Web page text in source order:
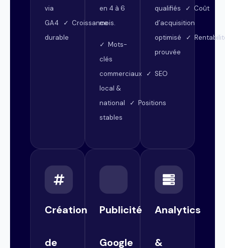
via
GA4 ✓ Croissance
durable
en 4 à 6
mois.
✓ Mots-
clés
commerciaux ✓ SEO
local &
national ✓ Positions
stables
qualifiés ✓ Coût
d’acquisition
optimisé ✓
prouvée
Création
de
Publicité
Google
Analytics
&